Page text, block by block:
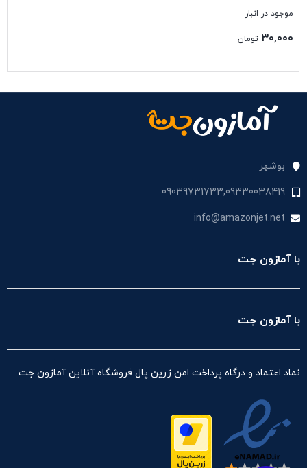
موجود در انبار
۳۰,۰۰۰ تومان
بوشهر
09039731733,09330038419
info@amazonjet.net
با آمازون جت
با آمازون جت
نماد اعتماد و درگاه پرداخت امن زرین پال فروشگاه آنلاین آمازون جت